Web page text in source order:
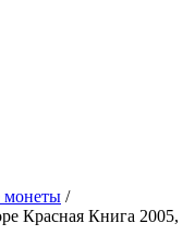
монеты /
Красная Книга 2005,